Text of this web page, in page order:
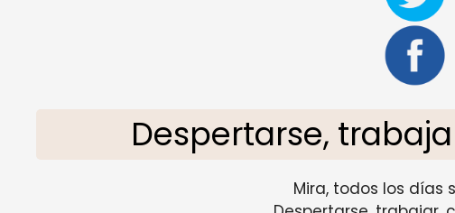
Despertarse,
Mira, todos los días